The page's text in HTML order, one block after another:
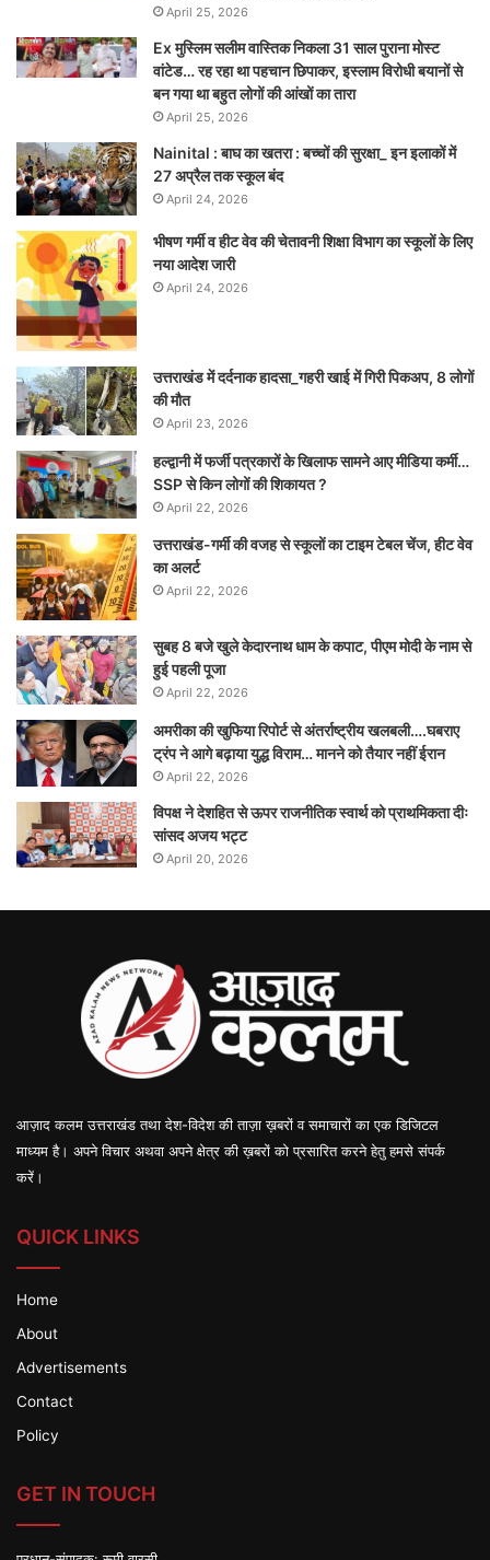
April 25, 2026
Ex मुस्लिम सलीम वास्तिक निकला 31 साल पुराना मोस्ट
वांटेड… रह रहा था पहचान छिपाकर, इस्लाम विरोधी बयानों से
बन गया था बहुत लोगों की आंखों का तारा
April 25, 2026
Nainital : बाघ का खतरा : बच्चों की सुरक्षा_ इन इलाकों में
27 अप्रैल तक स्कूल बंद
April 24, 2026
भीषण गर्मी व हीट वेव की चेतावनी शिक्षा विभाग का स्कूलों के लिए
नया आदेश जारी
April 24, 2026
उत्तराखंड में दर्दनाक हादसा_गहरी खाई में गिरी पिकअप, 8 लोगों
की मौत
April 23, 2026
हल्द्वानी में फर्जी पत्रकारों के खिलाफ सामने आए मीडिया कर्मी…
SSP से किन लोगों की शिकायत ?
April 22, 2026
उत्तराखंड-गर्मी की वजह से स्कूलों का टाइम टेबल चेंज, हीट वेव
का अलर्ट
April 22, 2026
सुबह 8 बजे खुले केदारनाथ धाम के कपाट, पीएम मोदी के नाम से
हुई पहली पूजा
April 22, 2026
अमरीका की खुफिया रिपोर्ट से अंतर्राष्ट्रीय खलबली….घबराए
ट्रंप ने आगे बढ़ाया युद्ध विराम… मानने को तैयार नहीं ईरान
April 22, 2026
विपक्ष ने देशहित से ऊपर राजनीतिक स्वार्थ को प्राथमिकता दीः
सांसद अजय भट्ट
April 20, 2026
आज़ाद कलम उत्तराखंड तथा देश-विदेश की ताज़ा ख़बरों व समाचारों का एक डिजिटल
माध्यम है। अपने विचार अथवा अपने क्षेत्र की ख़बरों को प्रसारित करने हेतु हमसे संपर्क
करें।
QUICK LINKS
Home
About
Advertisements
Contact
Policy
GET IN TOUCH